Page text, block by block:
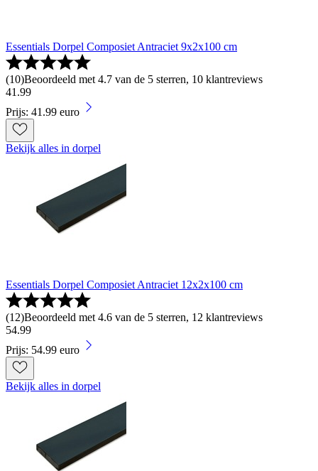
Essentials Dorpel Composiet Antraciet 9x2x100 cm
(10)Beoordeeld met 4.7 van de 5 sterren, 10 klantreviews
41 .99
Prijs: 41.99 euro
Bekijk alles in dorpel
Essentials Dorpel Composiet Antraciet 12x2x100 cm
(12)Beoordeeld met 4.6 van de 5 sterren, 12 klantreviews
54.99
Prijs: 54.99 euro
Bekijk alles in dorpel